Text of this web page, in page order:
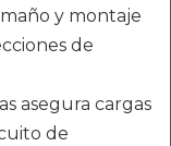
y montaje
de
asegura cargas
de